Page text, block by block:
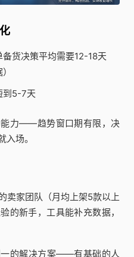
货决策平均需要12-18天
到5-7天
能力——趋势窗口期有限，决
场。
卖家团队（月均上架5款以上
的新手，工具能补充数据，
的解决方案——有基础的人